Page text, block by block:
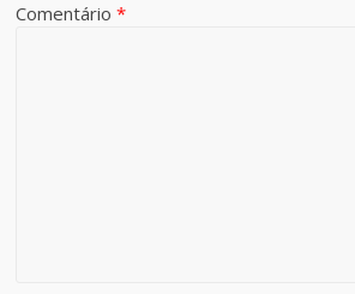
Comentário*